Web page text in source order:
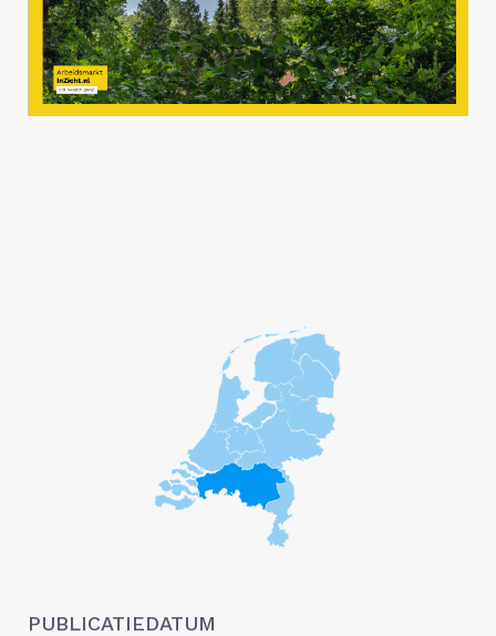
PUBLICATIEDATUM